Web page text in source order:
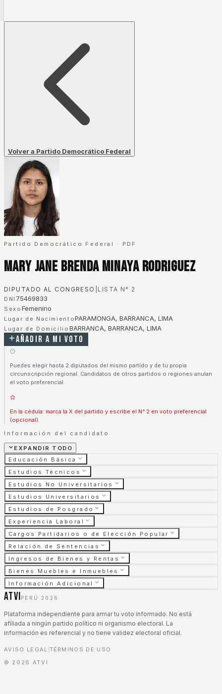
Volver a Partido Democrático Federal
Partido Democrático Federal · PDF
Mary Jane Brenda Minaya Rodriguez
DIPUTADO AL CONGRESO LISTA N° 2
DNI 75469833
Sexo Femenino
Lugar de NacimientoPARAMONGA, BARRANCA, LIMA
Lugar de Domicilio BARRANCA, BARRANCA, LIMA
Añadir a mi voto
Puedes elegir hasta 2 diputados del mismo partido y de tu propia
circunscripción regional. Candidatos de otros partidos o regiones anulan
el voto preferencial.
En la cédula: marca la X del partido y escribe el N° 2 en voto preferencial
(opcional).
Información del candidato
EXPANDIR TODO
Educación Básica
Estudios Técnicos
Estudios No Universitarios
Estudios Universitarios
Estudios de Posgrado
Experiencia Laboral
Cargos Partidarios o de Elección Popular
Relación de Sentencias
Ingresos de Bienes y Rentas
Bienes Muebles e Inmuebles
Información Adicional
ATVI PERÚ 2026
Plataforma independiente para armar tu voto informado. No está
afiliada a ningún partido político ni organismo electoral. La
información es referencial y no tiene validez electoral oficial.
AVISO LEGAL TÉRMINOS DE USO
© 2026 ATVI